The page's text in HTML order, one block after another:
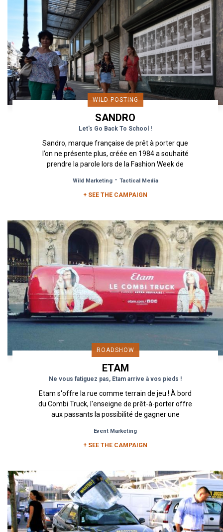
WILD POSTING
SANDRO
Let's Go Back To School !
Sandro, marque française de prêt à porter que
l’on ne présente plus, créée en 1984 a souhaité
prendre la parole lors de la Fashion Week de
Wild Marketing- Tactical Media
+ SEE THE CAMPAIGN
ROADSHOW
ETAM
Ne vous fatiguez pas, Etam arrive à vos pieds !
Etam s'offre la rue comme terrain de jeu ! À bord
du Combi Truck, l'enseigne de prêt-à-porter offre
aux passants la possibilité de gagner une
Event Marketing
+ SEE THE CAMPAIGN